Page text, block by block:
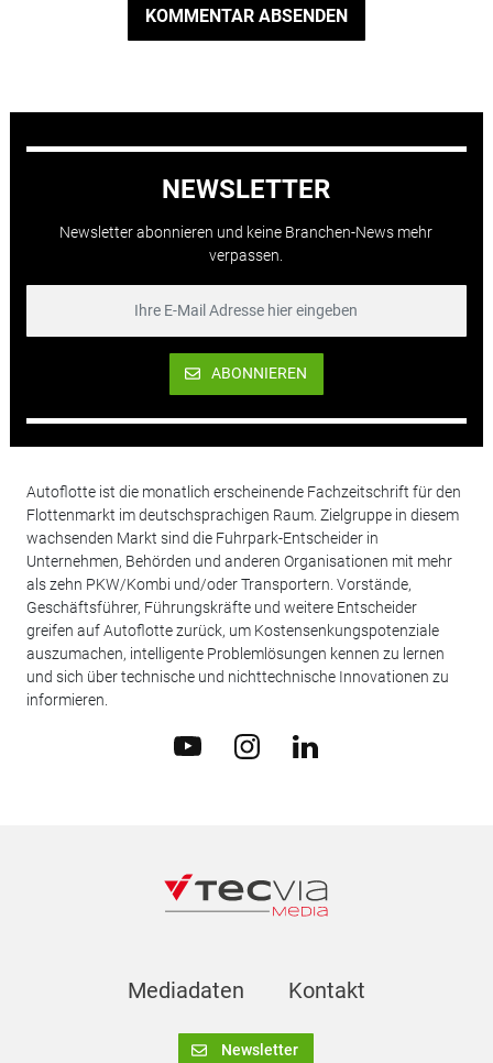
KOMMENTAR ABSENDEN
NEWSLETTER
Newsletter abonnieren und keine Branchen-News mehr
verpassen.
ABONNIEREN
Autoflotte ist die monatlich erscheinende Fachzeitschrift für den
Flottenmarkt im deutschsprachigen Raum. Zielgruppe in diesem
wachsenden Markt sind die Fuhrpark-Entscheider in
Unternehmen, Behörden und anderen Organisationen mit mehr
als zehn PKW/Kombi und/oder Transportern. Vorstände,
Geschäftsführer, Führungskräfte und weitere Entscheider
greifen auf Autoflotte zurück, um Kostensenkungspotenziale
auszumachen, intelligente Problemlösungen kennen zu lernen
und sich über technische und nichttechnische Innovationen zu
informieren.
Mediadaten Kontakt
Newsletter